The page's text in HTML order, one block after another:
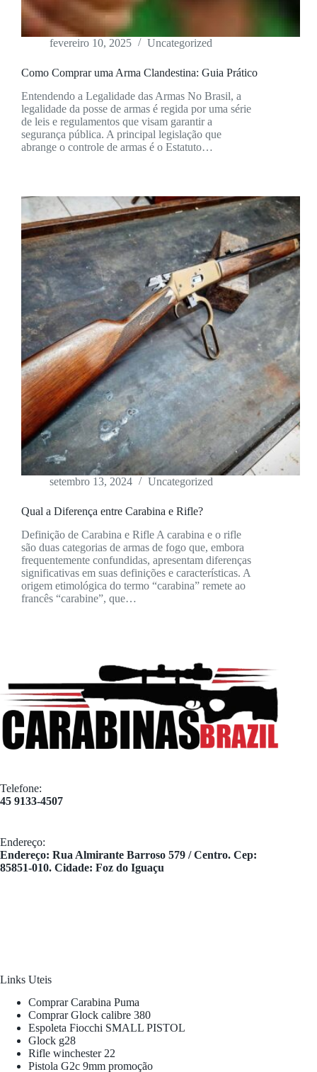
fevereiro 10, 2025 Uncategorized
Como Comprar uma Arma Clandestina: Guia Prático
Entendendo a Legalidade das Armas No Brasil, a
legalidade da posse de armas é regida por uma série
de leis e regulamentos que visam garantir a
segurança pública. A principal legislação que
abrange o controle de armas é o Estatuto…
setembro 13, 2024 Uncategorized
Qual a Diferença entre Carabina e Rifle?
Definição de Carabina e Rifle A carabina e o rifle
são duas categorias de armas de fogo que, embora
frequentemente confundidas, apresentam diferenças
significativas em suas definições e características. A
origem etimológica do termo “carabina” remete ao
francês “carabine”, que…
Telefone:
45 9133-4507
Endereço:
​Endereço: Rua Almirante Barroso 579 / Centro. Cep:
85851-010. Cidade: Foz do Iguaçu
Links Uteis
Comprar Carabina Puma
Comprar Glock calibre 380
Espoleta Fiocchi SMALL PISTOL
Glock g28
Rifle winchester 22
Pistola G2c 9mm promoção